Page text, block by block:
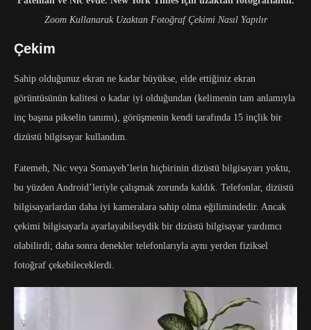
Zoom Kullanarak Uzaktan Fotoğraf Çekimi Nasıl Yapılır
Çekim
Sahip olduğunuz ekran ne kadar büyükse, elde ettiğiniz ekran
görüntüsünün kalitesi o kadar iyi olduğundan (kelimenin tam anlamıyla
inç başına pikselin tanımı), görüşmenin kendi tarafında 15 inçlik bir
dizüstü bilgisayar kullandım.
Fatemeh, Nic veya Somayeh’lerin hiçbirinin dizüstü bilgisayarı yoktu,
bu yüzden Android’leriyle çalışmak zorunda kaldık. Telefonlar, dizüstü
bilgisayarlardan daha iyi kameralara sahip olma eğilimindedir. Ancak
çekimi bilgisayarla ayarlayabilseydik bir dizüstü bilgisayar yardımcı
olabilirdi; daha sonra denekler telefonlarıyla aynı yerden fiziksel
fotoğraf çekebileceklerdi.